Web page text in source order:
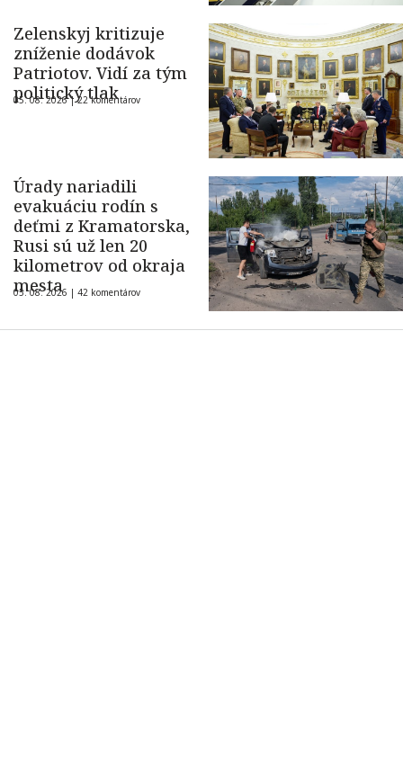
Zelenskyj kritizuje
zníženie dodávok
Patriotov. Vidí za tým
politický tlak
05. 08. 2026 |22 komentárov
Úrady nariadili
evakuáciu rodín s
deťmi z Kramatorska,
Rusi sú už len 20
kilometrov od okraja
mesta
05. 08. 2026 | 42 komentárov